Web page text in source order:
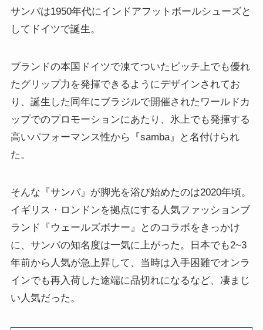
サンバは1950年代にインドアフットボールシューズと
してドイツで誕生。
ブランドの本国ドイツで凍てついたピッチ上でも優れ
たグリップ力を発揮できるようにデザインされてお
り、誕生した同年にブラジルで開催されたワールドカ
ップでのプロモーションにあたり、氷上でも発揮する
高いパフォーマンス性から『samba』と名付けられ
た。
そんな『サンバ』が脚光を浴び始めたのは2020年頃。
イギリス・ロンドンを拠点にする人気ファッションブ
ランド『ウェールズボナー』とのコラボをきっかけ
に、サンバの知名度は一気に上がった。日本でも2~3
年前から人気が急上昇して、当時は入手困難でオンラ
インでも再入荷した途端に品切れになるなど、凄まじ
い人気だった。